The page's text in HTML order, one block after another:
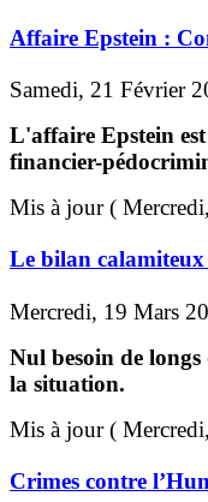
Affaire Epstein :
Samedi, 21 Février
L'affaire Epstein
financier-
Mis à jour (
Le bilan
Mercredi, 19 Mars
Nul besoin de
la situation.
Mis à jour (
Crimes contre